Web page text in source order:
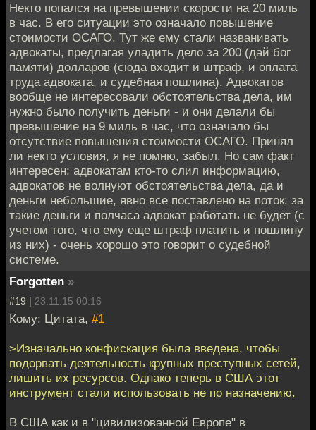
Некто попался на превышении скорости на 20 миль
в час. В его ситуации это означало повышение
стоимости ОСАГО. Тут же ему стали названивать
адвокаты, предлагая уладить дело за 200 (дай бог
памяти) долларов (сюда входит и штраф, и оплата
труда адвоката, и судебная пошлина). Адвокатов
вообще не интересовали обстоятельства дела, им
нужно было получить деньги - и они делали бы
превышение на 9 миль в час, что означало бы
отсутствие повышения стоимости ОСАГО. Принял
ли некто условия, я не помню, забыл. Но сам факт
интересен: адвокатам кто-то слил информацию,
адвокатов не волнуют обстоятельства дела, да и
деньги небольшие, явно все поставлено на поток: за
такие деньги и полчаса адвокат работать не будет (с
учетом того, что ему еще штраф платить и пошлину
из них) - очень хорошо это говорит о судебной
системе.
Forgotten »
#19 | 23.11.15 00:16
Кому: Цитата, #1
>Изначально конфискация была введена, чтобы
подорвать деятельность крупных преступных сетей,
лишить их ресурсов. Однако теперь в США этот
инструмент стали использовать не по назначению.
В США как и в "цивилизованной Европе" в